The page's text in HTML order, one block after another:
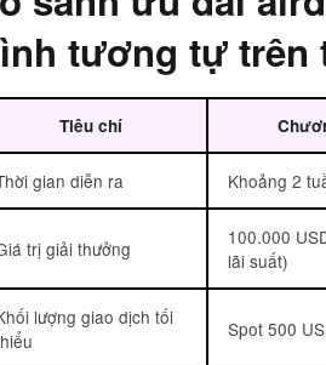
tương tự trên
Tiêu chí
gian diễn ra Khoảng 2
trị giải thưởng
100.000
lãi suất)
lượng giao dịch tối
Spot 500